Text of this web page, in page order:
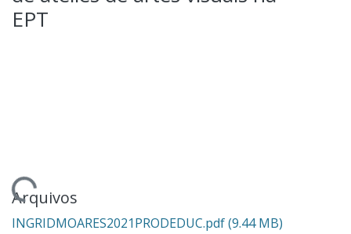
EPT
Arquivos
INGRIDMOARES2021PRODEDUC.pdf(9.44 MB)